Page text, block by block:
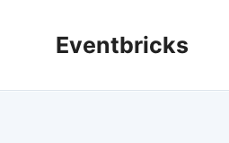
springenEventbricks